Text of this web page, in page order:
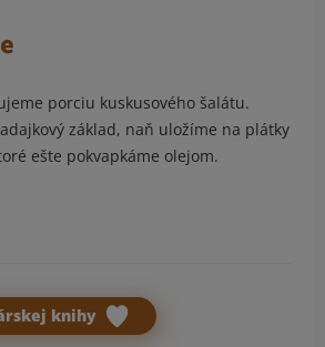
porciu kuskusového šalátu.
základ, naň uložíme na plátky
ešte pokvapkáme olejom.
knihy